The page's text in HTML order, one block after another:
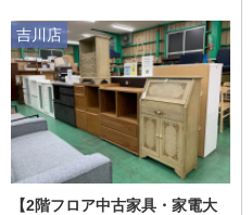
【2階フロア中古家具・家電大
吉川店